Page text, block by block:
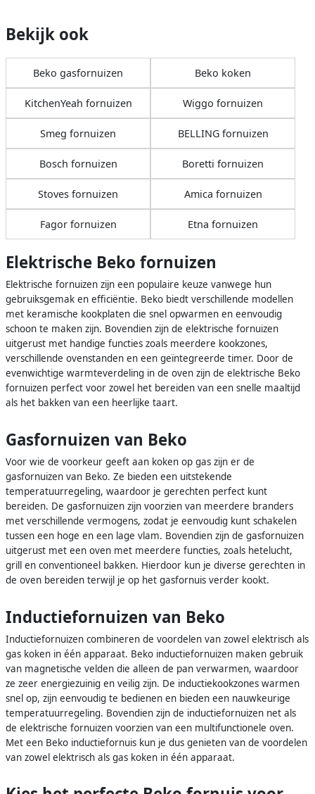
Bekijk ook
Beko gasfornuizen Beko koken
KitchenYeah fornuizen Wiggo fornuizen
Smeg fornuizen BELLING fornuizen
Bosch fornuizen Boretti fornuizen
Stoves fornuizen Amica fornuizen
Fagor fornuizen Etna fornuizen
Elektrische Beko fornuizen
Elektrische fornuizen zijn een populaire keuze vanwege hun
gebruiksgemak en efficiëntie. Beko biedt verschillende modellen
met keramische kookplaten die snel opwarmen en eenvoudig
schoon te maken zijn. Bovendien zijn de elektrische fornuizen
uitgerust met handige functies zoals meerdere kookzones,
verschillende ovenstanden en een geïntegreerde timer. Door de
evenwichtige warmteverdeling in de oven zijn de elektrische Beko
fornuizen perfect voor zowel het bereiden van een snelle maaltijd
als het bakken van een heerlijke taart.
Gasfornuizen van Beko
Voor wie de voorkeur geeft aan koken op gas zijn er de
gasfornuizen van Beko. Ze bieden een uitstekende
temperatuurregeling, waardoor je gerechten perfect kunt
bereiden. De gasfornuizen zijn voorzien van meerdere branders
met verschillende vermogens, zodat je eenvoudig kunt schakelen
tussen een hoge en een lage vlam. Bovendien zijn de gasfornuizen
uitgerust met een oven met meerdere functies, zoals hetelucht,
grill en conventioneel bakken. Hierdoor kun je diverse gerechten in
de oven bereiden terwijl je op het gasfornuis verder kookt.
Inductiefornuizen van Beko
Inductiefornuizen combineren de voordelen van zowel elektrisch als
gas koken in één apparaat. Beko inductiefornuizen maken gebruik
van magnetische velden die alleen de pan verwarmen, waardoor
ze zeer energiezuinig en veilig zijn. De inductiekookzones warmen
snel op, zijn eenvoudig te bedienen en bieden een nauwkeurige
temperatuurregeling. Bovendien zijn de inductiefornuizen net als
de elektrische fornuizen voorzien van een multifunctionele oven.
Met een Beko inductiefornuis kun je dus genieten van de voordelen
van zowel elektrisch als gas koken in één apparaat.